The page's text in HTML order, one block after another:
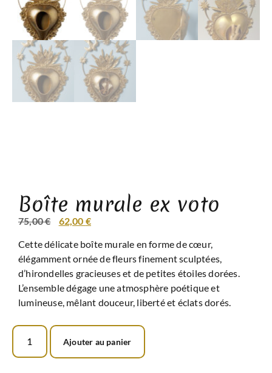
Boîte murale ex voto
75,00€ 62,00 €
Cette délicate boîte murale en forme de cœur,
élégamment ornée de fleurs finement sculptées,
d’hirondelles gracieuses et de petites étoiles dorées.
L’ensemble dégage une atmosphère poétique et
lumineuse, mêlant douceur, liberté et éclats dorés.
Ajouter au panier